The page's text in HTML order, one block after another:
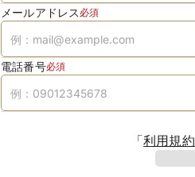
メールアドレス 必須
電話番号必須
「利用規約